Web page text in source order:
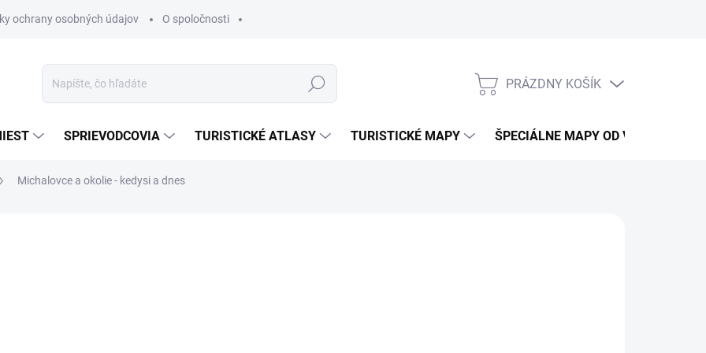
ochrany osobných údajov O spoločnosti
Hľadať
NÁKUPNÝ
PRÁZDNY KOŠÍK
SPRIEVODCOVIA TURISTICKÉ ATLASY TURISTICKÉ MAPY ŠPECIÁLNE MAPY OD VKÚ
Michalovce a okolie - kedysi a dnes